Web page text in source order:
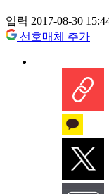
입력 2017-08-30
선호매체 추가